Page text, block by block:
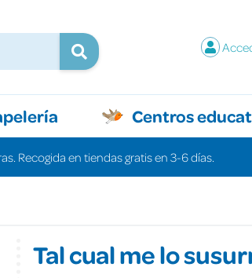
Centros
Recogida en tiendas gratis en 3-6 días.
Tal cual me lo